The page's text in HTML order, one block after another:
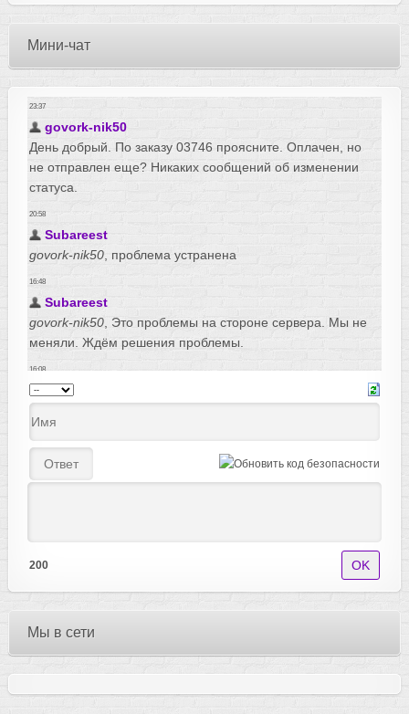
Мини-чат
200
Мы в сети